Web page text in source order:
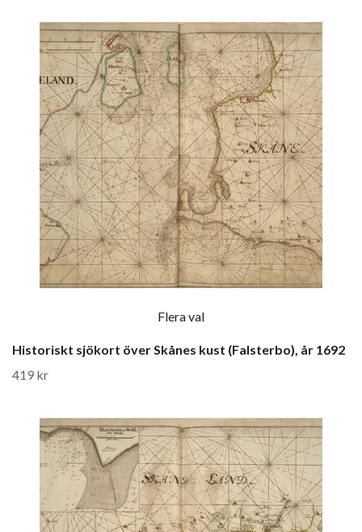
Flera val
Historiskt sjökort över Skånes kust (Falsterbo), år 1692
419 kr